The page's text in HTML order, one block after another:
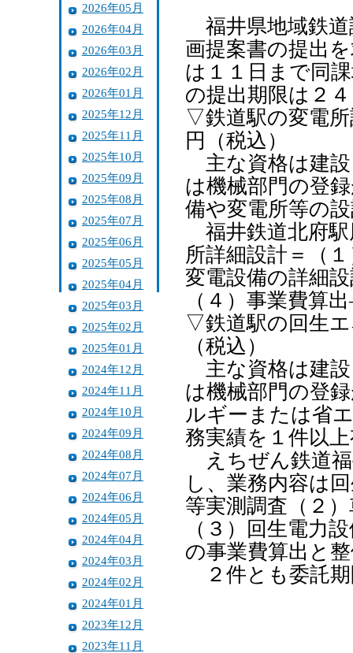
2026年05月
2026年04月
2026年03月
2026年02月
2026年01月
2025年12月
2025年11月
2025年10月
2025年09月
2025年08月
2025年07月
2025年06月
2025年05月
2025年04月
2025年03月
2025年02月
2025年01月
2024年12月
2024年11月
2024年10月
2024年09月
2024年08月
2024年07月
2024年06月
2024年05月
2024年04月
2024年03月
2024年02月
2024年01月
2023年12月
2023年11月
福井県地域鉄道
画提案書の提出
は１１日まで同
の提出期限は２
▽鉄道駅の変電
円（税込）
主な資格は建
は機械部門の登
備や変電所等の
福井鉄道北府駅
所詳細設計＝（
変電設備の詳細
（４）事業費算
▽鉄道駅の回生
（税込）
主な資格は建
は機械部門の登
ルギーまたは省
務実績を１件以
えちぜん鉄道福
し、業務内容は
等実測調査（２
（３）回生電力
の事業費算出と
２件とも委託期